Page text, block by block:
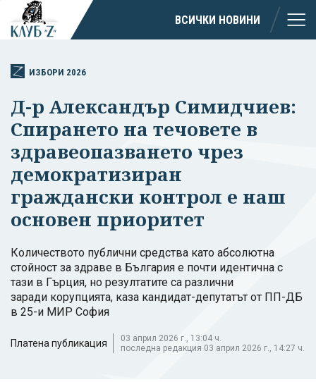
ВСИЧКИ НОВИНИ
ИЗБОРИ 2026
Д-р Александър Симидчиев:
Спирането на течовете в
здравеопазването чрез
демократизиран
граждански контрол е наш
основен приоритет
Количеството публични средства като абсолютна
стойност за здраве в България е почти идентична с
тази в Гърция, но резултатите са различни
заради корупцията, каза кандидат-депутатът от ПП-ДБ
в 25-и МИР София
Платена публикация
03 април 2026 г., 13:04 ч.
последна редакция 03 април 2026 г., 14:27 ч.